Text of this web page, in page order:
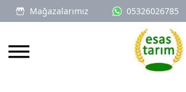
Mağazalarımız 05326026785
Logo